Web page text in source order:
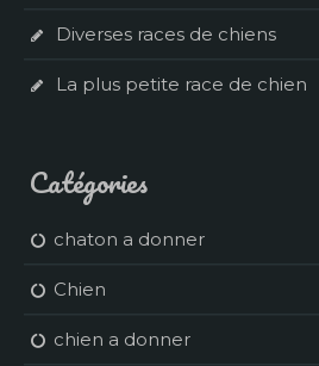
Diverses races de chiens
La plus petite race de chien
Catégories
chaton a donner
Chien
chien a donner